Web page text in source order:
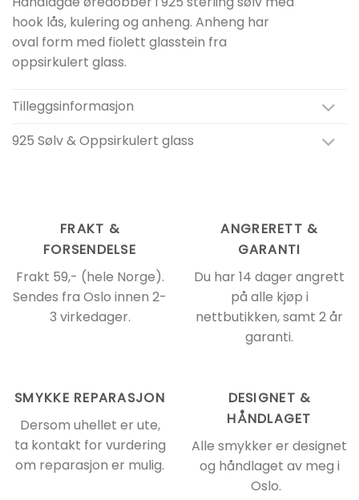
hook lås, kulering og anheng. Anheng har
oval form med fiolett glasstein fra
oppsirkulert glass.
Tilleggsinformasjon
925 Sølv & Oppsirkulert glass
FRAKT &
FORSENDELSE
Frakt 59,- (hele Norge).
Sendes fra Oslo innen 2-
3 virkedager.
ANGRERETT &
GARANTI
Du har 14 dager angrett
på alle kjøp i
nettbutikken, samt 2 år
garanti.
SMYKKE REPARASJON
Dersom uhellet er ute,
ta kontakt for vurdering
om reparasjon er mulig.
DESIGNET &
HÅNDLAGET
Alle smykker er designet
og håndlaget av meg i
Oslo.